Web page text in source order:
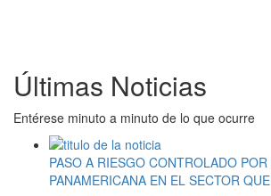
Últimas Noticias
Entérese minuto a minuto de lo que ocurre
PASO A RIESGO CONTROLADO POR
PANAMERICANA EN EL SECTOR